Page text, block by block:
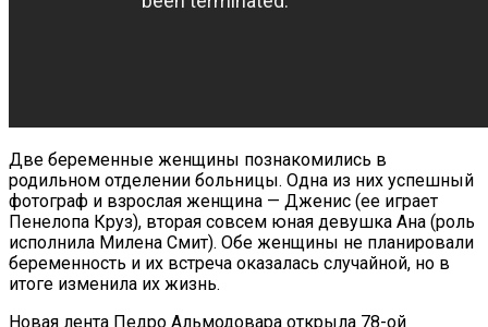
Две беременные женщины познакомились в
родильном отделении больницы. Одна из них успешный
фотограф и взрослая женщина — Дженис (ее играет
Пенелопа Круз), вторая совсем юная девушка Ана (роль
исполнила Милена Смит). Обе женщины не планировали
беременность и их встреча оказалась случайной, но в
итоге изменила их жизнь.
Новая лента Педро Альмодовара открыла 78-ой